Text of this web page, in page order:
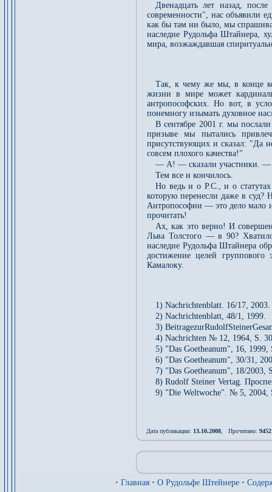
Двенадцать лет назад,
современности", нас объявили
как бы там ни было, мы
наследие Рудольфа Штайнера,
мира, возжаждавшая
Так, к чему же мы, в конце
жизни в мире может
антропософских. Но вот, в
понемногу изымать духовное
В сентябре 2001 г. мы
призыве мы пытались
присутствующих и сказал: "Да
совсем плохого качества!"
— А! — сказали участники. —
Тем все и кончилось.
Но ведь и о P.C., и о
которую перенесли даже в
Антропософии — это дело мало
прочитать!
Ах, как это верно! И
Льва Толстого — в 90?
наследие Рудольфа Штайнера
достижение целей
Камалоку.
1) Nachrichtenblatt. 16/17, 2003.
2) Nachrichtenblatt, 48/1, 1999.
3)
4) Nachrichten № 12, 1964, S.
5) "Das Goetheanum", 16, 1999,
6) "Das Goetheanum", 30/31,
7) "Das Goetheanum", 18/2003,
8) Rudolf Steiner Vertag.
9) "Die Weltwoche". № 5, 2004,
Дата публикации: 13.10.2008, Прочитано: 9452
· Главная · О Рудольфе Штейнере ·